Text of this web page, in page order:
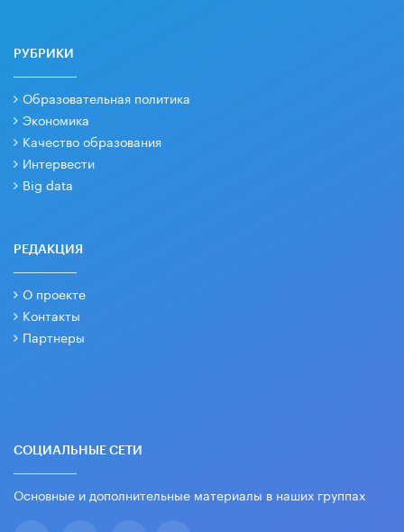
РУБРИКИ
Образовательная политика
Экономика
Качество образования
Интервести
Big data
РЕДАКЦИЯ
О проекте
Контакты
Партнеры
СОЦИАЛЬНЫЕ СЕТИ
Основные и дополнительные материалы в наших группах